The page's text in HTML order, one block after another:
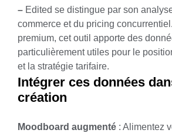
– Edited se distingue par son
commerce et du pricing
premium, cet outil apporte des
particulièrement utiles pour le
et la stratégie tarifaire.
Intégrer ces données
création
Moodboard augmenté : Alimentez